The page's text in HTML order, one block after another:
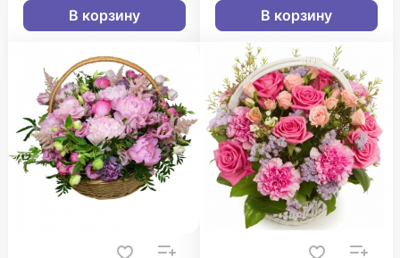
В корзину В корзину